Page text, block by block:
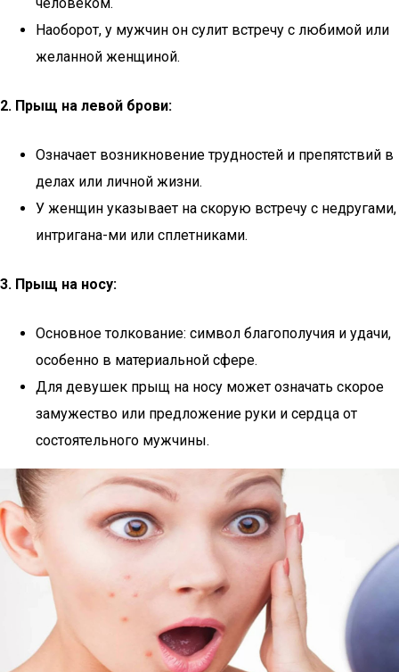
Наоборот, у мужчин он сулит встречу с любимой или
желанной женщиной.
2. Прыщ на левой брови:
Означает возникновение трудностей и препятствий в
делах или личной жизни.
У женщин указывает на скорую встречу с недругами,
интригана-ми или сплетниками.
3. Прыщ на носу:
Основное толкование: символ благополучия и удачи,
особенно в материальной сфере.
Для девушек прыщ на носу может означать скорое
замужество или предложение руки и сердца от
состоятельного мужчины.